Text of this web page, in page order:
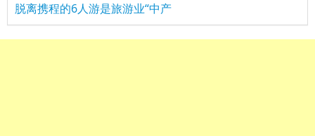
脱离携程的6人游是旅游业“中产